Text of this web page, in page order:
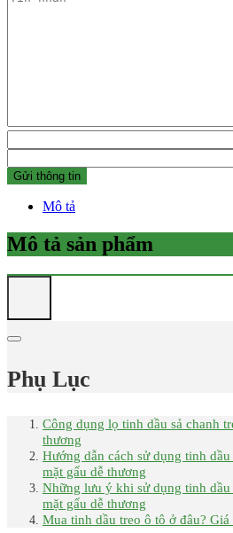
Mô tả
Mô tả sản phẩm
Phụ Lục
Công dụng lọ tinh dầu sả chanh
thương
Hướng dẫn cách sử dụng tinh
mặt gấu dễ thương
Những lưu ý khi sử dụng tinh dầu
mặt gấu dễ thương
Mua tinh dầu treo ô tô ở đâu? Giá